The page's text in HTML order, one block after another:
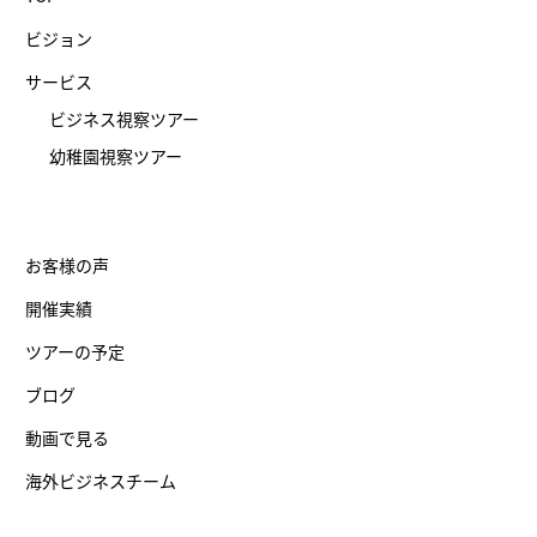
ビジョン
サービス
ビジネス視察ツアー
幼稚園視察ツアー
お客様の声
開催実績
ツアーの予定
ブログ
動画で見る
海外ビジネスチーム